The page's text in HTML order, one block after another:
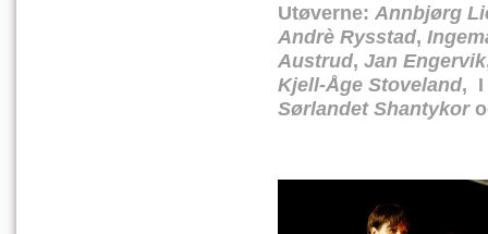
Utøverne: Annbjørg
Andrè Rysstad,
Austrud, Jan Engervik
Kjell-Åge Stoveland, I
Sørlandet Shantykor